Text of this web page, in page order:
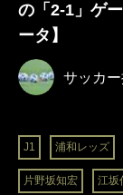
の「2-1」ゲ
ータ】
サッカ
J1 浦和レッズ
片野坂知宏 江坂